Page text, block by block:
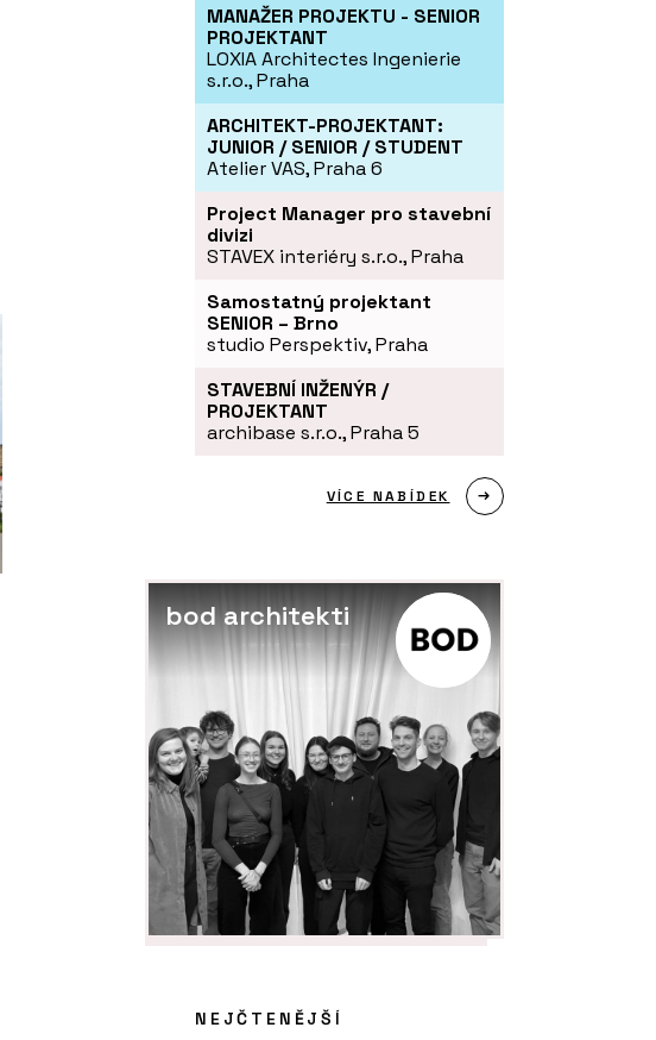
MANAŽER PROJEKTU - SENIOR
PROJEKTANT
LOXIA Architectes Ingenierie
s.r.o., Praha
ARCHITEKT-PROJEKTANT:
JUNIOR / SENIOR / STUDENT
Atelier VAS, Praha 6
Project Manager pro stavební
divizi
STAVEX interiéry s.r.o., Praha
Samostatný projektant
SENIOR – Brno
studio Perspektiv, Praha
STAVEBNÍ INŽENÝR /
PROJEKTANT
archibase s.r.o., Praha 5
VÍCE NABÍDEK
bod architekti
NEJČTENĚJŠÍ